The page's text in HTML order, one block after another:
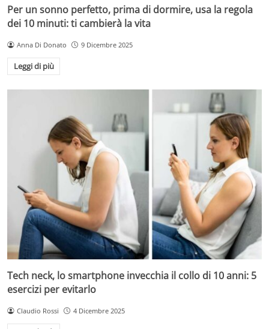
Per un sonno perfetto, prima di dormire, usa la regola
dei 10 minuti: ti cambierà la vita
Anna Di Donato 9 Dicembre 2025
Leggi di più
Tech neck, lo smartphone invecchia il collo di 10 anni: 5
esercizi per evitarlo
Claudio Rossi 4 Dicembre 2025